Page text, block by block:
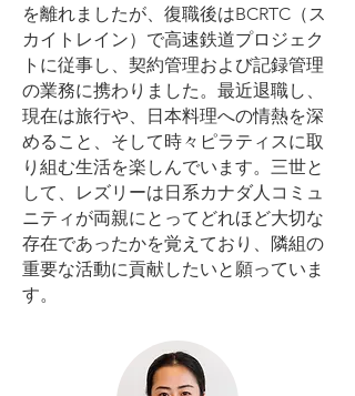
を離れましたが、復職後はBCRTC（ス
カイトレイン）で高速鉄道プロジェク
トに従事し、契約管理および記録管理
の業務に携わりました。最近退職し、
現在は旅行や、日本料理への情熱を深
めること、そして時々ピラティスに取
り組む生活を楽しんでいます。三世と
して、レズリーは日系カナダ人コミュ
ニティが両親にとってどれほど大切な
存在であったかを覚えており、隣組の
重要な活動に貢献したいと願っていま
す。